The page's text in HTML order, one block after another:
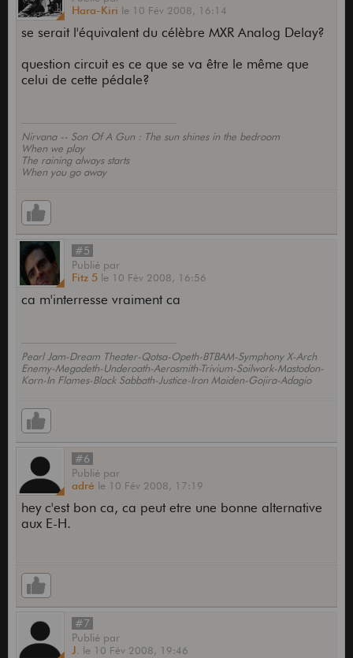
Hara-Kiri le 10 Fév 2008, 16:14
se serait l'équivalent du célèbre MXR Analog Delay?
question circuit es ce que se va être le même que
celui de cette pédale?
Nirvana -- Son Of A Gun : The sun shines in the bedroom
When we play
The raining always starts
When you go away
#5
Publié par
Fitz 5 le 10 Fév 2008, 16:56
ca m'interresse vraiment ca
Pearl Jam-Dream Theater-Qotsa-Opeth-BTBAM-Symphony X-Arch
Enemy-Megadeth-Underoath-Aerosmith-Trivium-Soilwork-Mastodon-
Korn-In Flames-Black Sabbath-Justice-Iron Maiden-Gojira-Adagio
#6
Publié par
adré le 10 Fév 2008, 17:19
hey c'est bon ca, ca peut etre une bonne alternative
aux E-H.
#7
Publié par
J.
le 10 Fév 2008, 19:46